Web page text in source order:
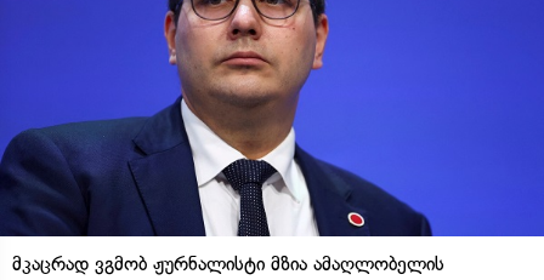
მკაცრად ვგმობ ჟურნალისტი მზია ამაღლობელის